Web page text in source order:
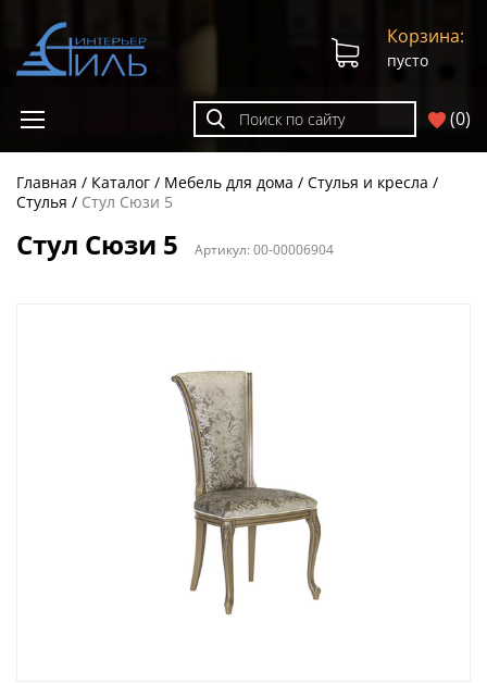
(0)
Корзина:
пусто
Главная Каталог Мебель для дома
Стулья и кресла
Стулья
Стул Сюзи 5
Стул Сюзи 5 Артикул:00-00006904